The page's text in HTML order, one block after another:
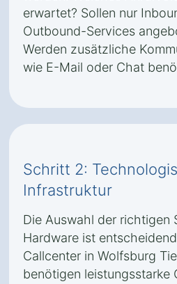
erwartet? Sollen nur
Outbound-Services
Werden zusätzliche
wie E-Mail oder Chat
Schritt 2:
Infrastruktur
Die Auswahl der richtigen
Hardware ist
Callcenter in Wolfsburg
benötigen leistungsstarke